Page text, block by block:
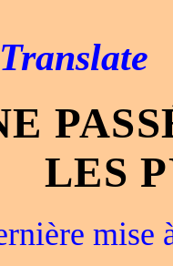
Translate
LES
mise